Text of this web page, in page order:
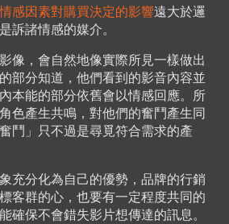
感因素對購買決定的影響遠大於邏
訴諸情感的媒介。
像，會自然地像實際所見一樣做出
部分知道，他們看到的影音內容並
本能的部分依舊會以情感回應。所
色產生共鳴，對他們的奮鬥產生同
鬥」只不過是尋覓符合需求的產
充分化為自己的優勢，品牌的行銷
客群的心，也要有一定程度共同的
確保不會錯失影片想傳達的訊息。